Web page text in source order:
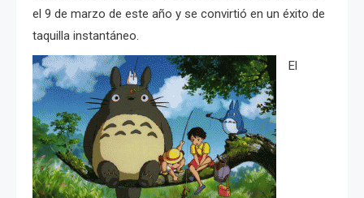
el 9 de marzo de este año y se convirtió en un éxito de
taquilla instantáneo.
El